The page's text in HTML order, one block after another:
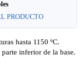
PRODUCTO
hasta 1150 ºC.
inferior de la base.